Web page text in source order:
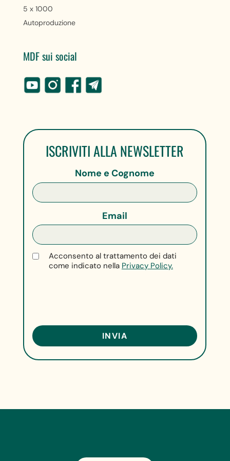
5 x 1000
Autoproduzione
MDF sui social
ISCRIVITI ALLA NEWSLETTER
Nome e Cognome
Email
Acconsento al trattamento dei dati
come indicato nella Privacy Policy.